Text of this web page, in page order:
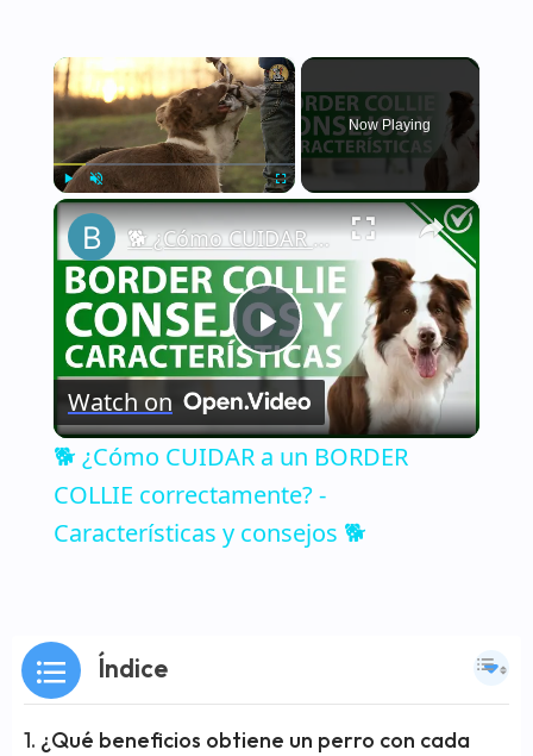
×
Play Unmute Fullscreen
Now Playing
×
Play
Video
🐕 ¿Cómo CUIDAR a un BORDER COLLIE correctamente? - Características y consejos 🐕
Watch on
🐕 ¿Cómo CUIDAR a un BORDER
COLLIE correctamente? -
Características y consejos 🐕
Índice
¿Qué beneficios obtiene un perro con cada